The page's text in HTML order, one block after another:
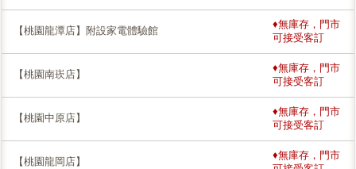
【桃園龍潭店】附設家電體驗館
♦無庫存，門市
可接受客訂
【桃園南崁店】
♦無庫存，門市
可接受客訂
【桃園中原店】
♦無庫存，門市
可接受客訂
【桃園龍岡店】
♦無庫存，門市